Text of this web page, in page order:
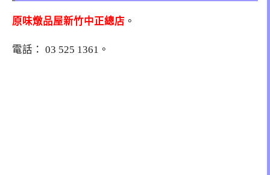
原味燉品屋新竹中正總店 。
電話： 03 525 1361 。